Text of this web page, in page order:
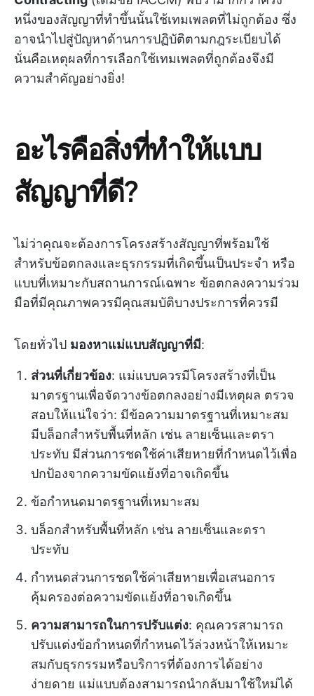
หนึ่งของสัญญาที่ทำขึ้นนั้นใช้เทมเพลตที่ไม่ถูกต้อง ซึ่ง
อาจนำไปสู่ปัญหาด้านการปฏิบัติตามกฎระเบียบได้
นั่นคือเหตุผลที่การเลือกใช้เทมเพลตที่ถูกต้องจึงมี
ความสำคัญอย่างยิ่ง!
อะไรคือสิ่งที่ทำให้แบบ
สัญญาที่ดี?
ไม่ว่าคุณจะต้องการโครงสร้างสัญญาที่พร้อมใช้
สำหรับข้อตกลงและธุรกรรมที่เกิดขึ้นเป็นประจำ หรือ
แบบที่เหมาะกับสถานการณ์เฉพาะ ข้อตกลงความร่วม
มือที่มีคุณภาพควรมีคุณสมบัติบางประการที่ควรมี
โดยทั่วไป มองหาแม่แบบสัญญาที่มี:
ส่วนที่เกี่ยวข้อง: แม่แบบควรมีโครงสร้างที่เป็น
มาตรฐานเพื่อจัดวางข้อตกลงอย่างมีเหตุผล ตรวจ
สอบให้แน่ใจว่า: มีข้อความมาตรฐานที่เหมาะสม
มีบล็อกสำหรับพื้นที่หลัก เช่น ลายเซ็นและตรา
ประทับ มีส่วนการชดใช้ค่าเสียหายที่กำหนดไว้เพื่อ
ปกป้องจากความขัดแย้งที่อาจเกิดขึ้น
ข้อกำหนดมาตรฐานที่เหมาะสม
บล็อกสำหรับพื้นที่หลัก เช่น ลายเซ็นและตรา
ประทับ
กำหนดส่วนการชดใช้ค่าเสียหายเพื่อเสนอการ
คุ้มครองต่อความขัดแย้งที่อาจเกิดขึ้น
ความสามารถในการปรับแต่ง: คุณควรสามารถ
ปรับแต่งข้อกำหนดที่กำหนดไว้ล่วงหน้าให้เหมาะ
สมกับธุรกรรมหรือบริการที่ต้องการได้อย่าง
ง่ายดาย แม่แบบต้องสามารถนำกลับมาใช้ใหม่ได้